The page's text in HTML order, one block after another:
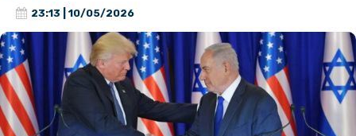
23:13 | 10/05/2026